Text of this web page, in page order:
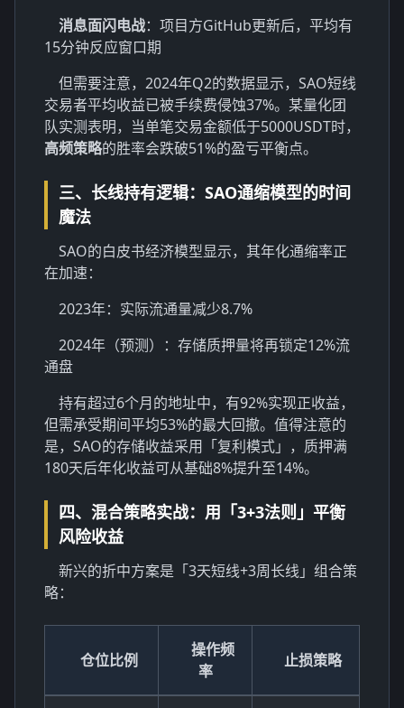
消息面闪电战：项目方GitHub更新后，平均有
15分钟反应窗口期
但需要注意，2024年Q2的数据显示，SAO短线
交易者平均收益已被手续费侵蚀37%。某量化团
队实测表明，当单笔交易金额低于5000USDT时，
高频策略的胜率会跌破51%的盈亏平衡点。
三、长线持有逻辑：SAO通缩模型的时间
魔法
SAO的白皮书经济模型显示，其年化通缩率正
在加速：
2023年：实际流通量减少8.7%
2024年（预测）：存储质押量将再锁定12%流
通盘
持有超过6个月的地址中，有92%实现正收益，
但需承受期间平均53%的最大回撤。值得注意的
是，SAO的存储收益采用「复利模式」，质押满
180天后年化收益可从基础8%提升至14%。
四、混合策略实战：用「3+3法则」平衡
风险收益
新兴的折中方案是「3天短线+3周长线」组合策
略：
仓位比例
操作频
率
止损策略